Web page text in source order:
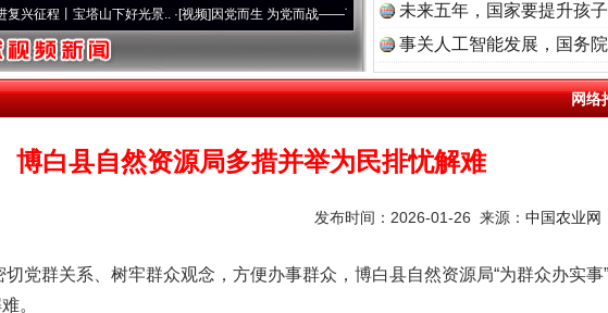
塔山下好光景..·[视频]因党而生 为党而战——百年“纪”事⑧加强纪律.. ·[视频]牢记初心使命 奋进复兴征程
未来五年，国家要提升孩
事关人工智能发展，国务
网络
博白县自然资源局多措并举为民排忧解难
发布时间：2026-01-26 来源： 中国农业网
党群关系、树牢群众观念，方便办事群众，博白县自然资源局“为群众办实事
。